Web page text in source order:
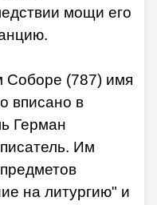
мощи его
Соборе (787) имя
вписано в
Герман
Им
на литургию" и